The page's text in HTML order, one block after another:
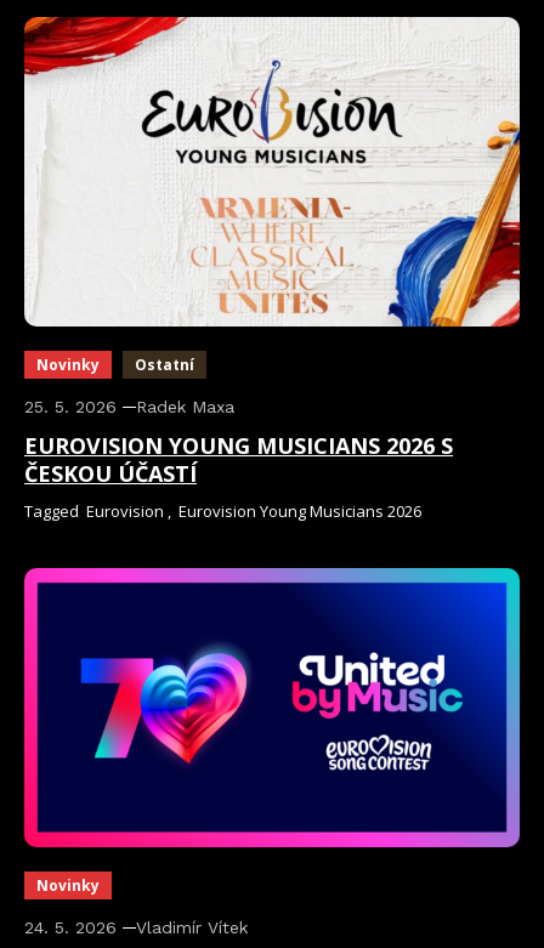
Novinky Ostatní
25. 5. 2026 Radek Maxa
EUROVISION YOUNG MUSICIANS 2026 S
ČESKOU ÚČASTÍ
Tagged Eurovision , Eurovision Young Musicians 2026
Novinky
24. 5. 2026 Vladimír Vítek